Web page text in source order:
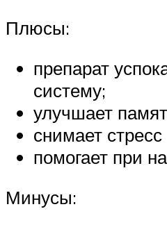
Плюсы:
препарат
систему;
улучшает
снимает
помогает при
Минусы: